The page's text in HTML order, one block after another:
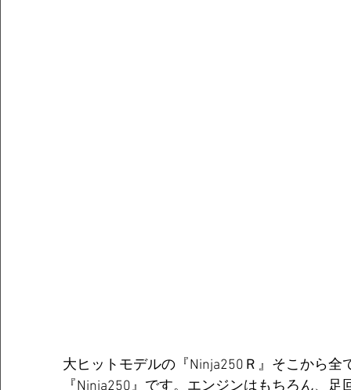
大ヒットモデルの『Ninja250Ｒ』そこから全
『Ninja250』です。エンジンはもちろん、